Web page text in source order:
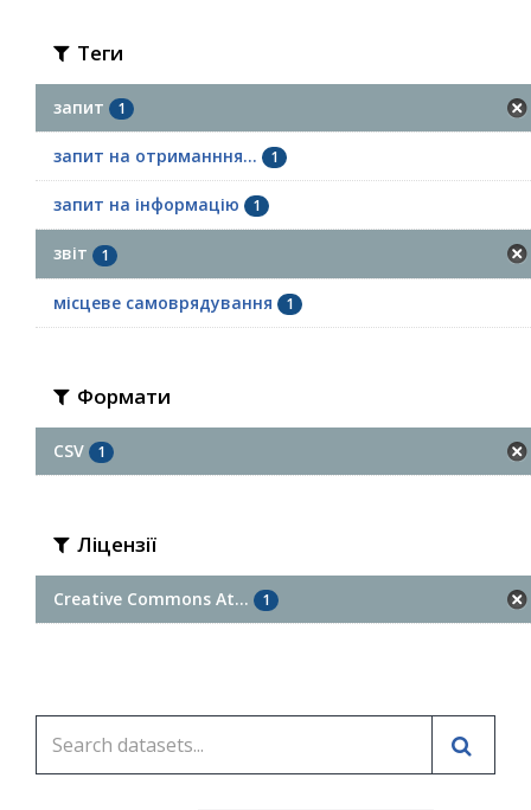
Теги
запит 1
запит на отриманння... 1
запит на інформацію 1
звіт 1
місцеве самоврядування 1
Формати
CSV 1
Ліцензії
Creative Commons At... 1